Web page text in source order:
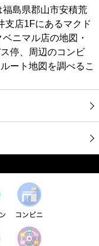
島県郡山市安積荒
支店1Fにあるマクド
ニマル店の地図・
停、周辺のコンビ
ート地図を調べるこ